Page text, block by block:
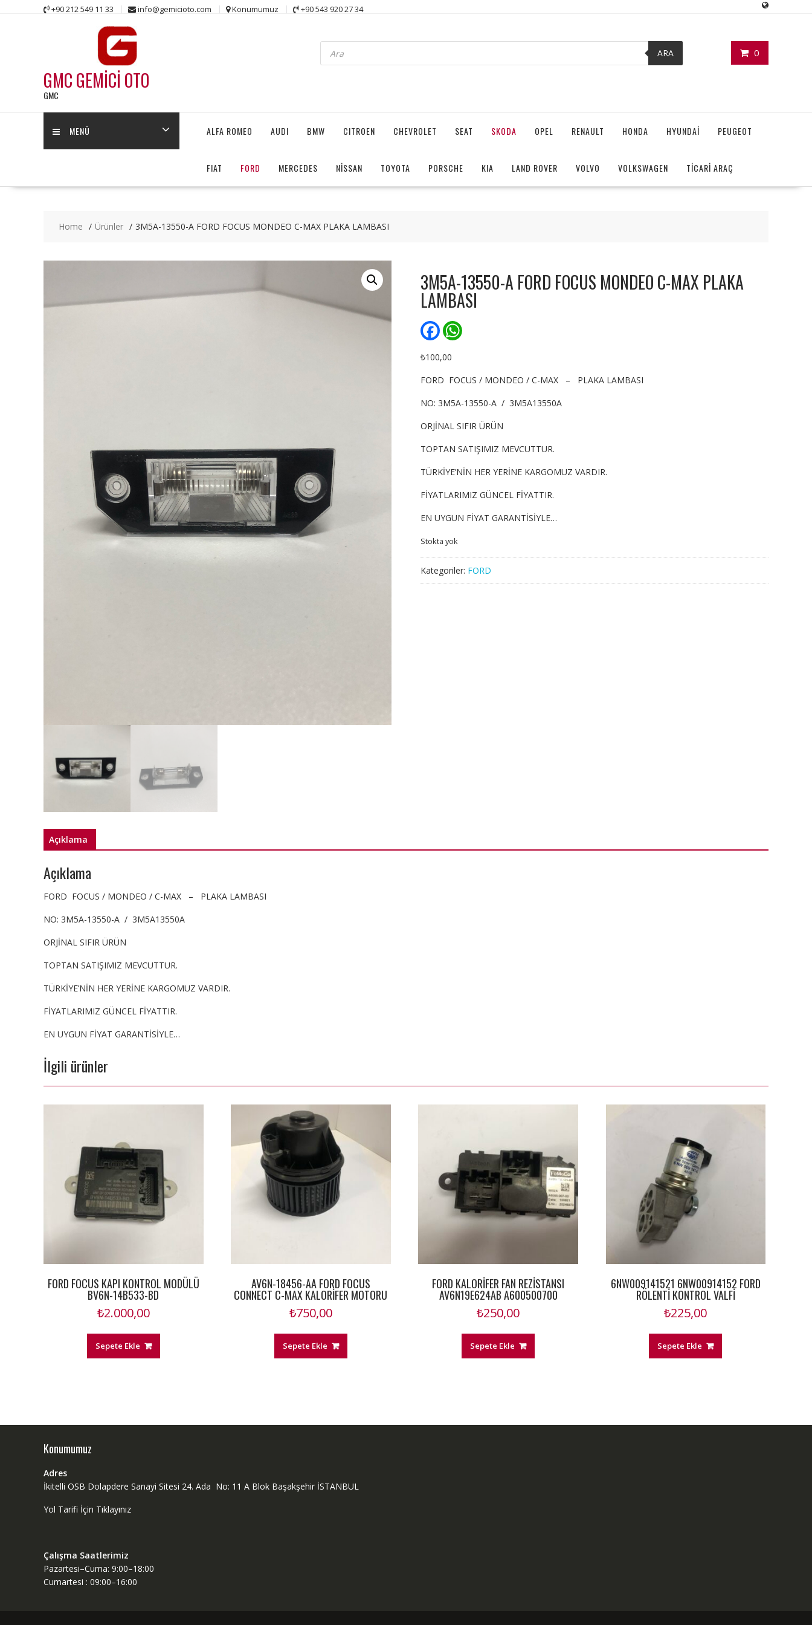
+90 212 549 11 33 info@gemicioto.com Konumumuz +90 543 920 27 34
GMC GEMİCİ OTO
GMC
0
Products
search ARA
MENÜ ALFA ROMEO AUDI BMW CITROEN CHEVROLET SEAT SKODA OPEL RENAULT HONDA HYUNDAİ PEUGEOT
FIAT FORD MERCEDES NİSSAN TOYOTA PORSCHE KIA LAND ROVER VOLVO VOLKSWAGEN TİCARİ ARAÇ
Home Ürünler 3M5A-13550-A FORD FOCUS MONDEO C-MAX PLAKA LAMBASI
3M5A-13550-A FORD FOCUS MONDEO C-MAX PLAKA
LAMBASI
F
a
e
b
o
p
₺100,00
FORD FOCUS / MONDEO / C-MAX – PLAKA LAMBASI
NO: 3M5A-13550-A / 3M5A13550A
ORJİNAL SIFIR ÜRÜN
TOPTAN SATIŞIMIZ MEVCUTTUR.
TÜRKİYE’NİN HER YERİNE KARGOMUZ VARDIR.
FİYATLARIMIZ GÜNCEL FİYATTIR.
EN UYGUN FİYAT GARANTİSİYLE…
Stokta yok
Kategoriler: FORD
Açıklama
Açıklama
FORD FOCUS / MONDEO / C-MAX – PLAKA LAMBASI
NO: 3M5A-13550-A / 3M5A13550A
ORJİNAL SIFIR ÜRÜN
TOPTAN SATIŞIMIZ MEVCUTTUR.
TÜRKİYE’NİN HER YERİNE KARGOMUZ VARDIR.
FİYATLARIMIZ GÜNCEL FİYATTIR.
EN UYGUN FİYAT GARANTİSİYLE…
İlgili ürünler
FORD FOCUS KAPI KONTROL MODÜLÜ
BV6N-14B533-BD
₺2.000,00
Sepete Ekle
AV6N-18456-AA FORD FOCUS
CONNECT C-MAX KALORİFER MOTORU
₺750,00
Sepete Ekle
FORD KALORİFER FAN REZİSTANSI
AV6N19E624AB A600500700
₺250,00
Sepete Ekle
6NW009141521 6NW00914152 FORD
RÖLENTİ KONTROL VALFİ
₺225,00
Sepete Ekle
Konumumuz
Adres
İkitelli OSB Dolapdere Sanayi Sitesi 24. Ada No: 11 A Blok Başakşehir İSTANBUL
Yol Tarifi İçin Tıklayınız
Çalışma Saatlerimiz
Pazartesi–Cuma: 9:00–18:00
Cumartesi : 09:00–16:00